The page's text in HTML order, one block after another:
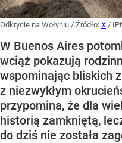
Odkrycie na Wołyniu / Źródło: X /
W Buenos Aires
wciąż pokazują
wspominając bliskich
z niezwykłym
przypomina, że dla
historią zamkniętą,
do dziś nie została